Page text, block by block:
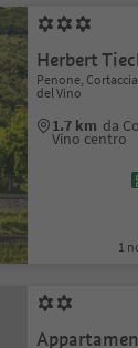
Herbert
Penone,
del Vino
1.7 km da
Vino centro
1